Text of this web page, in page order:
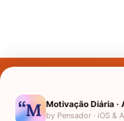
Motivação Diária
by Pensador · iOS &